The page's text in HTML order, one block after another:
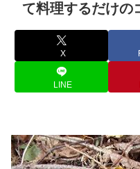
て料理するだけの
X
LINE